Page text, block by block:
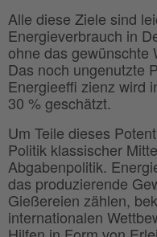
Alle diese Ziele sind
Energieverbrauch in
ohne das gewünschte
Das noch ungenutzte
Energieeffi zienz wird
30 % geschätzt.
Um Teile dieses
Politik klassischer
Abgabenpolitik.
das produzierende
Gießereien zählen,
internationalen